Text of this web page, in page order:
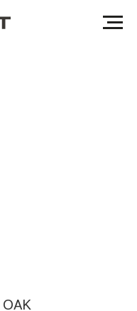
OAK